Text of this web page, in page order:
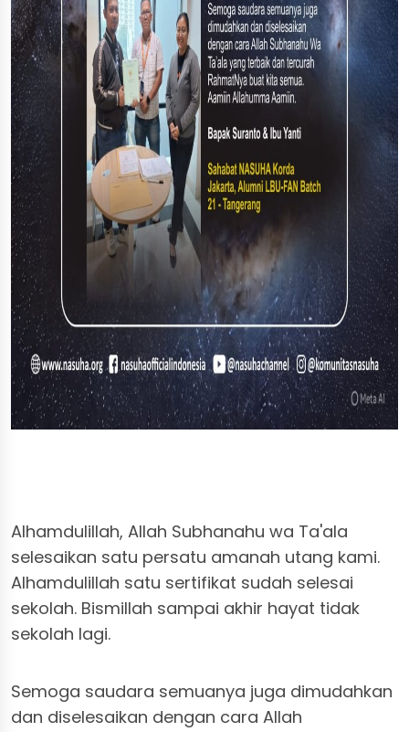
Alhamdulillah, Allah Subhanahu wa Ta'ala
selesaikan satu persatu amanah utang kami.
Alhamdulillah satu sertifikat sudah selesai
sekolah. Bismillah sampai akhir hayat tidak
sekolah lagi.
Semoga saudara semuanya juga dimudahkan
dan diselesaikan dengan cara Allah